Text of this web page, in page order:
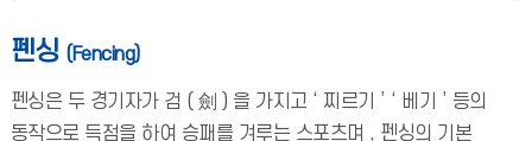
펜싱 (Fencing)
펜싱은 두 경기자가 검 ( 劍 ) 을 가지고 ‘ 찌르기 ’ ‘ 베기 ’ 등의
동작으로 득점을 하여 승패를 겨루는 스포츠며 , 펜싱의 기본